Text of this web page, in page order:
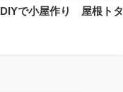
DIYで小屋作り 屋根ト